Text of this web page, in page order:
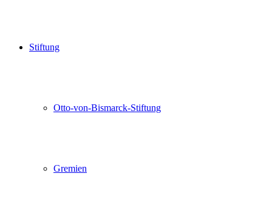
Stiftung
Otto-von-Bismarck-Stiftung
Gremien